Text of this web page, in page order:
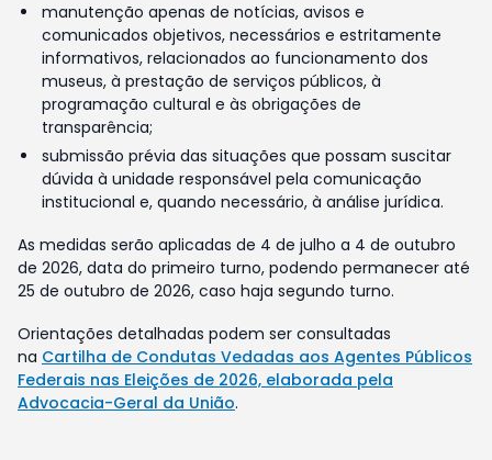
manutenção apenas de notícias, avisos e
comunicados objetivos, necessários e estritamente
informativos, relacionados ao funcionamento dos
museus, à prestação de serviços públicos, à
programação cultural e às obrigações de
transparência;
submissão prévia das situações que possam suscitar
dúvida à unidade responsável pela comunicação
institucional e, quando necessário, à análise jurídica.
As medidas serão aplicadas de 4 de julho a 4 de outubro
de 2026, data do primeiro turno, podendo permanecer até
25 de outubro de 2026, caso haja segundo turno.
Orientações detalhadas podem ser consultadas
na Cartilha de Condutas Vedadas aos Agentes Públicos
Federais nas Eleições de 2026, elaborada pela
Advocacia-Geral da União.